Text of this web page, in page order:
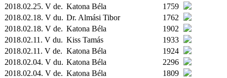
2018.02.25. V de. Katona Béla
1759
2018.02.18. V du. Dr. Almási Tibor
1762
2018.02.18. V de. Katona Béla
1902
2018.02.11. V du. Kiss Tamás
1933
2018.02.11. V de. Katona Béla
1924
2018.02.04. V du. Katona Béla
2296
2018.02.04. V de. Katona Béla
1809